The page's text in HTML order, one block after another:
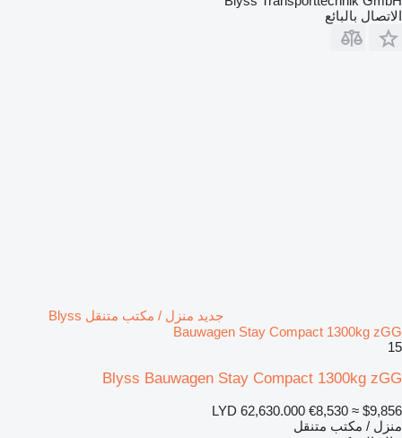
الاتصال بالبائع
جديد منزل / مكتب متنقل Blyss
Bauwagen Stay Compact 1300kg zGG
15
Blyss Bauwagen Stay Compact 1300kg zGG
LYD 62,630.000 €8,530 ≈ $9,856
منزل / مكتب متنقل